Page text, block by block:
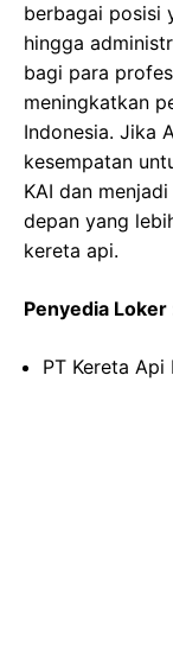
berbagai posisi
hingga
bagi para
meningkatkan
Indonesia. Jika
kesempatan
KAI dan
depan yang
kereta api.
Penyedia Loker
PT Kereta Api